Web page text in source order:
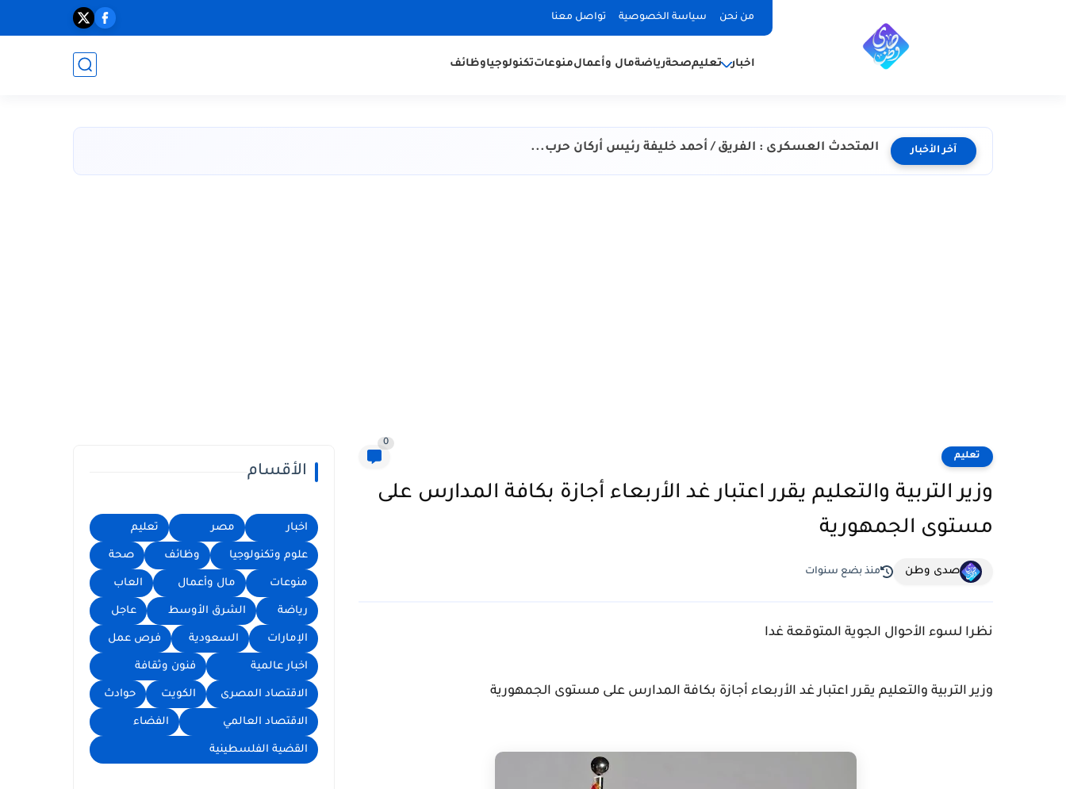
من نحن سياسة الخصوصية تواصل معنا
اخبار تعليمصحةرياضةمال وأعمالمنوعاتتكنولوجياوظائف
آخر الأخبار المتحدث العسكرى : الفريق / أحمد خليفة رئيس أركان حرب...
تعليم
0
وزير التربية والتعليم يقرر اعتبار غد الأربعاء أجازة بكافة المدارس على
مستوى الجمهورية
صدى وطن منذ بضع سنوات
نظرا لسوء الأحوال الجوية المتوقعة غدا
وزير التربية والتعليم يقرر اعتبار غد الأربعاء أجازة بكافة المدارس على مستوى الجمهورية
الأقسام
اخبار مصر تعليم
علوم وتكنولوجيا وظائف صحة
منوعات مال وأعمال العاب
رياضة الشرق الأوسط عاجل
الإمارات السعودية فرص عمل
اخبار عالمية فنون وثقافة
الاقتصاد المصرى الكويت حوادث
الاقتصاد العالمي الفضاء
القضية الفلسطينية